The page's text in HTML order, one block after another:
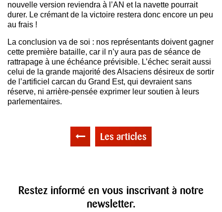
nouvelle version reviendra à l’AN et la navette pourrait
durer. Le crémant de la victoire restera donc encore un peu
au frais !
La conclusion va de soi : nos représentants doivent gagner
cette première bataille, car il n’y aura pas de séance de
rattrapage à une échéance prévisible. L’échec serait aussi
celui de la grande majorité des Alsaciens désireux de sortir
de l’artificiel carcan du Grand Est, qui devraient sans
réserve, ni arrière-pensée exprimer leur soutien à leurs
parlementaires.
Les articles
Restez informé en vous inscrivant à notre
newsletter.